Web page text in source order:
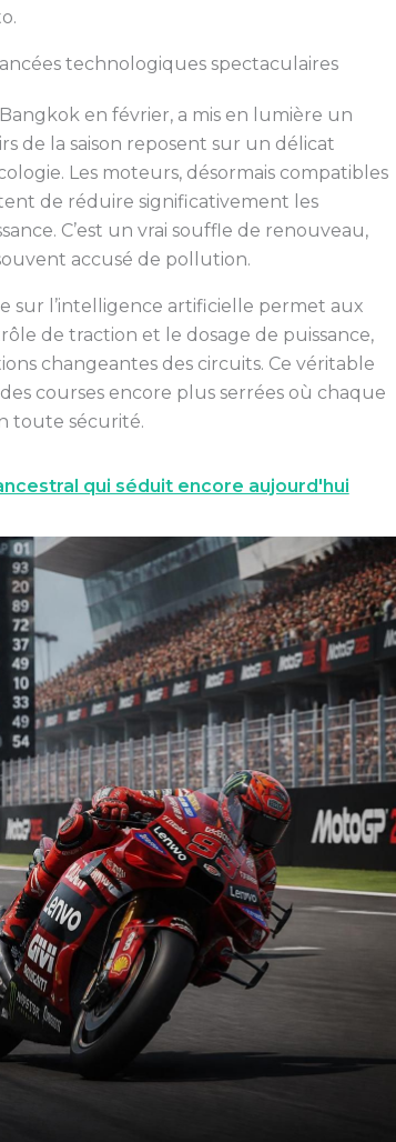
technologiques spectaculaires
en février, a mis en lumière un
de la saison reposent sur un délicat
Les moteurs, désormais compatibles
de réduire significativement les
C’est un vrai souffle de renouveau,
accusé de pollution.
sur l’intelligence artificielle permet aux
de traction et le dosage de puissance,
changeantes des circuits. Ce véritable
courses encore plus serrées où chaque
toute sécurité.
qui séduit encore aujourd'hui